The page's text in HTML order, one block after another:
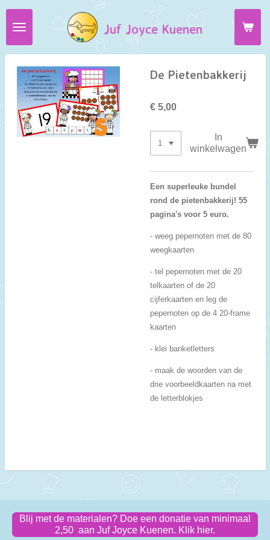
Ga
direct
de
hoofdinhoud
Juf Joyce Kuenen
De Pietenbakkerij
€ 5,00
In
winkelwagen
Een superleuke bundel
rond de pietenbakkerij! 55
pagina's voor 5 euro.
- weeg pepernoten met de 80
weegkaarten
- tel pepernoten met de 20
telkaarten of de 20
cijferkaarten en leg de
pepernoten op de 4 20-frame
kaarten
- klei banketletters
- maak de woorden van de
drie voorbeeldkaarten na met
de letterblokjes
Blij met de materialen? Doe een donatie van minimaal
2,50 aan Juf Joyce Kuenen. Klik hier.